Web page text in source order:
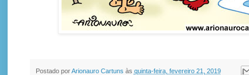
Postado porArionauro Cartuns às quinta-feira, fevereiro 21, 2019